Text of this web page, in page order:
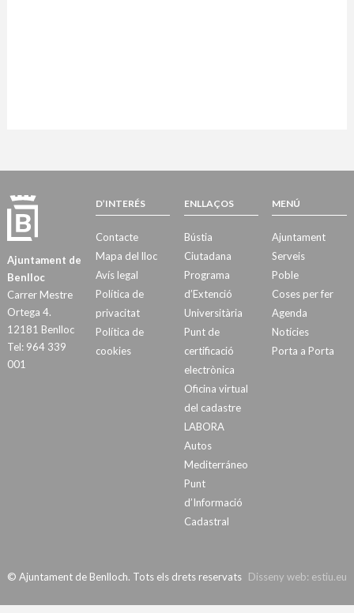
Ajuntament de
Benlloc
Carrer Mestre
Ortega 4.
12181 Benlloc
Tel: 964 339
001
D’INTERÉS
Contacte
Mapa del lloc
Avís legal
Política de
privacitat
Política de
cookies
ENLLAÇOS
Bústia
Ciutadana
Programa
d’Extenció
Universitària
Punt de
certificació
electrònica
Oficina virtual
del cadastre
LABORA
Autos
Mediterráneo
Punt
d’Informació
Cadastral
MENÚ
Ajuntament
Serveis
Poble
Coses per fer
Agenda
Notícies
Porta a Porta
Disseny web: estiu.eu
© Ajuntament de Benlloch. Tots els drets reservats